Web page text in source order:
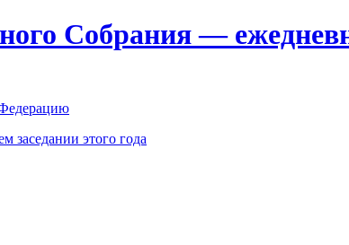
Собрания —
Федерацию
заседании этого года